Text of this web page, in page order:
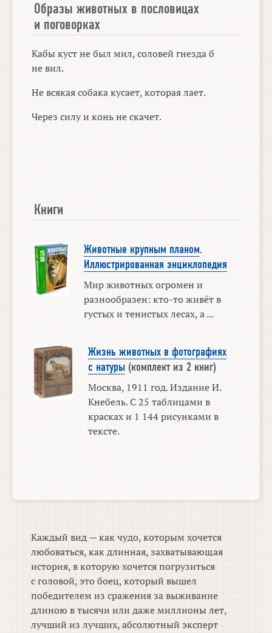
Образы животных в пословицах
и поговорках
Кабы куст не был мил, соловей гнезда б
не вил.
Не всякая собака кусает, которая лает.
Через силу и конь не скачет.
Книги
Животные крупным планом.
Иллюстрированная энциклопедия
Мир животных огромен и
разнообразен: кто-то живёт в
густых и тенистых лесах, а ...
Жизнь животных в фотографиях
с натуры(комплект из 2 книг)
Москва, 1911 год. Издание И.
Кнебель. С 25 таблицами в
красках и 1 144 рисунками в
тексте.
Каждый вид — как чудо, которым хочется
любоваться, как длинная, захватывающая
история, в которую хочется погрузиться
с головой, это боец, который вышел
победителем из сражения за выживание
длиною в тысячи или даже миллионы лет,
лучший из лучших, абсолютный эксперт